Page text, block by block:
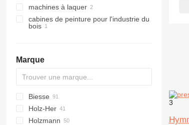
presses à placage
machines à laquer
cabines de peinture pour l'industrie du
bois
Marque
Biesse
Rover
Skipper
DMC
DMU
Concept
ZS
EC
VF
SL
Holz-Her
Holzmann
3